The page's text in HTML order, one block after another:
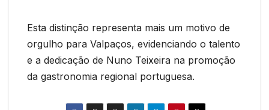
Esta distinção representa mais um motivo de
orgulho para Valpaços, evidenciando o talento
e a dedicação de Nuno Teixeira na promoção
da gastronomia regional portuguesa.